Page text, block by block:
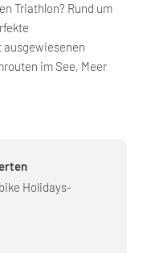
Triathlon? Rund um
ausgewiesenen
im See, Meer
Holidays-